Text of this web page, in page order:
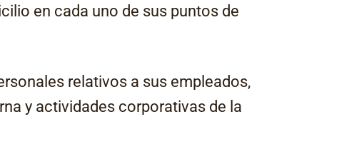
en cada uno de sus puntos de
relativos a sus empleados,
y actividades corporativas de la